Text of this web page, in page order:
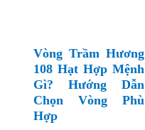
Vòng Trầm Hương
108 Hạt Hợp Mệnh
Gì? Hướng Dẫn
Chọn Vòng Phù
Hợp